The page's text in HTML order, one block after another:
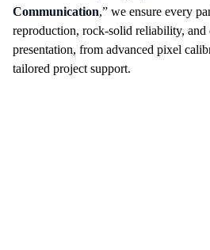
Communication,” we ensure every
reproduction, rock-solid reliability, and
presentation, from advanced pixel
tailored project support.